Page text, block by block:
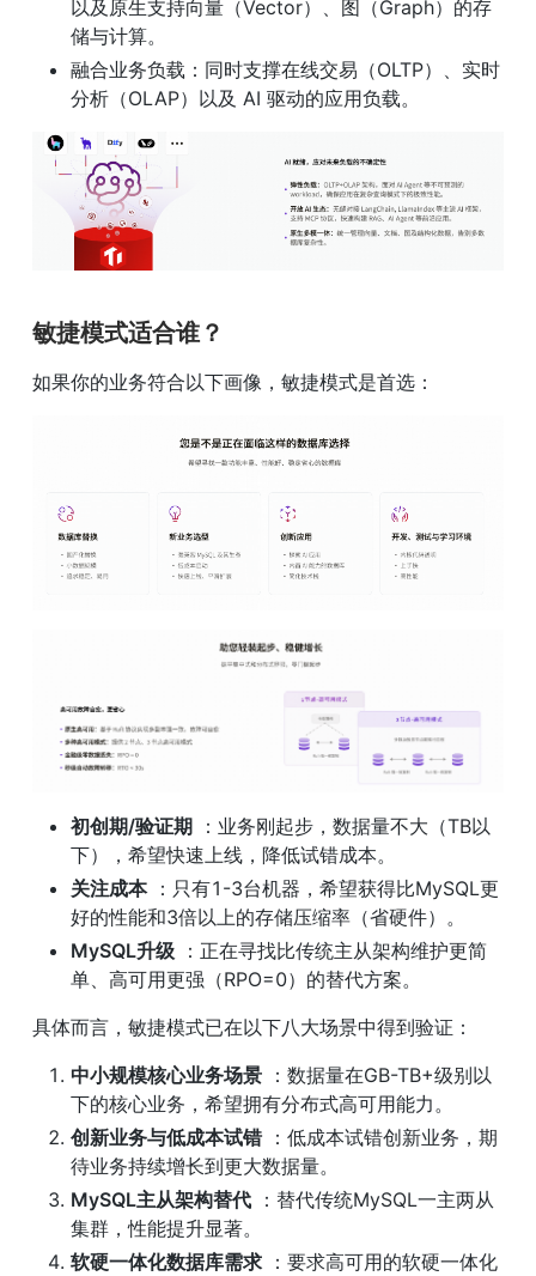
以及原生支持向量（Vector）、图（Graph）的存
储与计算。
融合业务负载：同时支撑在线交易（OLTP）、实时
分析（OLAP）以及 AI 驱动的应用负载。
敏捷模式适合谁？
如果你的业务符合以下画像，敏捷模式是首选：
初创期/验证期 ：业务刚起步，数据量不大（TB以
下），希望快速上线，降低试错成本。
关注成本 ：只有1-3台机器，希望获得比MySQL更
好的性能和3倍以上的存储压缩率（省硬件）。
MySQL升级 ：正在寻找比传统主从架构维护更简
单、高可用更强（RPO=0）的替代方案。
具体而言，敏捷模式已在以下八大场景中得到验证：
中小规模核心业务场景 ：数据量在GB-TB+级别以
下的核心业务，希望拥有分布式高可用能力。
创新业务与低成本试错 ：低成本试错创新业务，期
待业务持续增长到更大数据量。
MySQL主从架构替代 ：替代传统MySQL一主两从
集群，性能提升显著。
软硬一体化数据库需求 ：要求高可用的软硬一体化